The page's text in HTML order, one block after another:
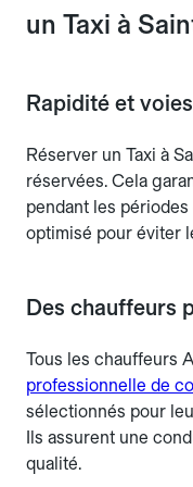
un Taxi à
Rapidité et
Réserver un Taxi à
réservées. Cela
pendant les
optimisé pour éviter
Des chauffeurs
Tous les chauffeurs
professionnelle de
sélectionnés pour
Ils assurent une
qualité.